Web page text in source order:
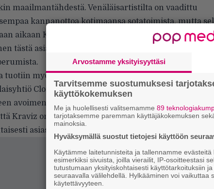
maailmantähdestä. Venäläisartistilta on vaadittu
kannanottoa kotimaansa sotatoimista, mutta
aikaan Kraviz on saanut jatkaa kiertämistä, vaikka
tästä asiassa on tiennyt monille muille
tuotiin myös ilmi, että Kravizin Trip-levymerkin
Clonen kanssa on irtisanottu. Clone-johtaja
avoimen kirjeen, jossa kertoi oman kantansa asiaan.
Kraviz on kieltäytynyt toistuvasti keskustelemasta
asiasta.
Arvostamme yksityisyyttäsi
Tarvitsemme suostumuksesi
käyttökokemuksen
Me ja huolellisesti valitsemamme 89
tarjotaksemme paremman käyttäjäkokemuksen
mainoksia.
Hyväksymällä suostut tietojesi käyttöön
Käytämme laitetunnisteita ja tallennamme
esimerkiksi sivuista, joilla vierailit, IP-osoitteestasi
tutustumaan yksityiskohtaisesti käyttötarkoituksiin
seuraavalla välilehdellä. Hylkääminen voi vaikuttaa
käytettävyyteen.